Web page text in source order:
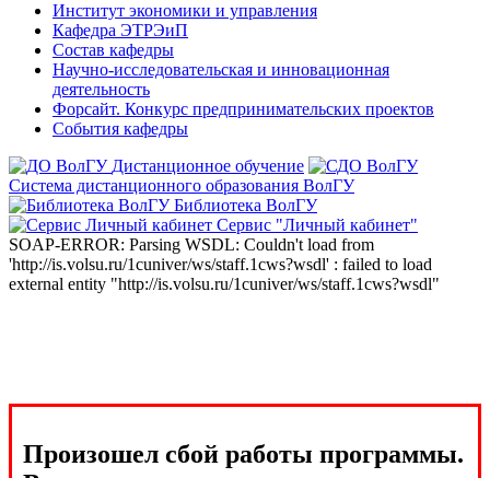
Институт экономики и управления
Кафедра ЭТРЭиП
Состав кафедры
Научно-исследовательская и инновационная
деятельность
Форсайт. Конкурс предпринимательских проектов
События кафедры
Дистанционное обучение
Система дистанционного образования ВолГУ
Библиотека ВолГУ
Сервис "Личный кабинет"
SOAP-ERROR: Parsing WSDL: Couldn't load from
'http://is.volsu.ru/1cuniver/ws/staff.1cws?wsdl' : failed to load
external entity "http://is.volsu.ru/1cuniver/ws/staff.1cws?wsdl"
Произошел сбой работы программы.